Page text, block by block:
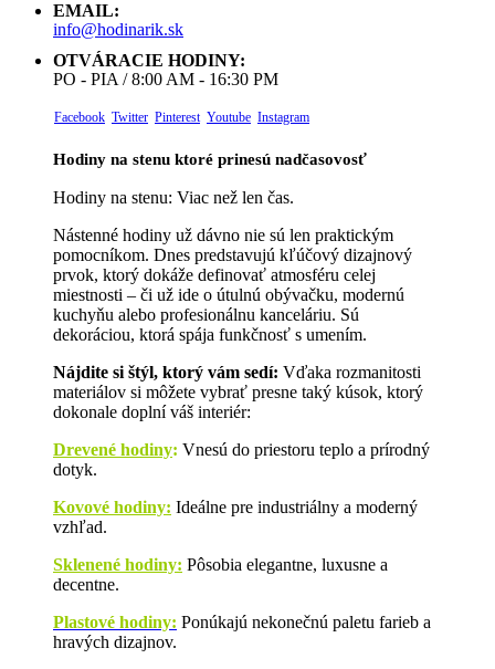
EMAIL:
info@hodinarik.sk
OTVÁRACIE HODINY:
PO - PIA / 8:00 AM - 16:30 PM
Facebook Twitter Pinterest Youtube Instagram
Hodiny na stenu ktoré prinesú nadčasovosť
Hodiny na stenu: Viac než len čas.
Nástenné hodiny už dávno nie sú len praktickým
pomocníkom. Dnes predstavujú kľúčový dizajnový
prvok, ktorý dokáže definovať atmosféru celej
miestnosti – či už ide o útulnú obývačku, modernú
kuchyňu alebo profesionálnu kanceláriu. Sú
dekoráciou, ktorá spája funkčnosť s umením.
Nájdite si štýl, ktorý vám sedí: Vďaka rozmanitosti
materiálov si môžete vybrať presne taký kúsok, ktorý
dokonale doplní váš interiér:
Drevené hodiny: Vnesú do priestoru teplo a prírodný
dotyk.
Kovové hodiny: Ideálne pre industriálny a moderný
vzhľad.
Sklenené hodiny: Pôsobia elegantne, luxusne a
decentne.
Plastové hodiny: Ponúkajú nekonečnú paletu farieb a
hravých dizajnov.